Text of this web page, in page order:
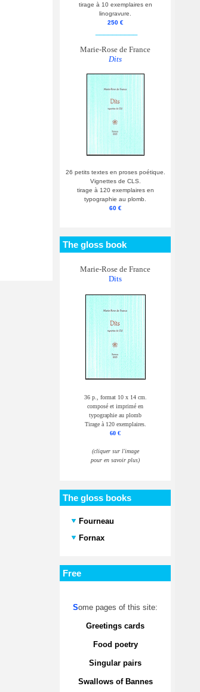
tirage à 10 exemplaires en
linogravure.
250 €
Marie-Rose de France
Dits
26 petits textes en proses poétique.
Vignettes de CLS.
tirage à 120 exemplaires en
typographie au plomb.
60 €
The gloss book
Marie-Rose de France
Dits
36 p., format 10 x 14 cm.
composé et imprimé en
typographie au plomb
Tirage à 120 exemplaires.
60 €
(cliquer sur l'image
pour en savoir plus)
The gloss books
Fourneau
Fornax
Free
Some pages of this site:
Greetings cards
Food poetry
Singular pairs
Swallows of Bannes